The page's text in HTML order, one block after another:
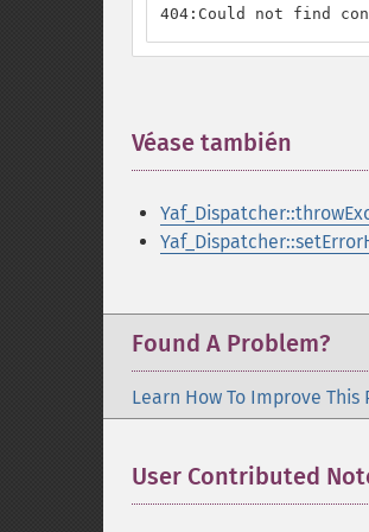
404:Could not find
Véase también
Found A Problem?
Learn How To Improve This
User Contributed